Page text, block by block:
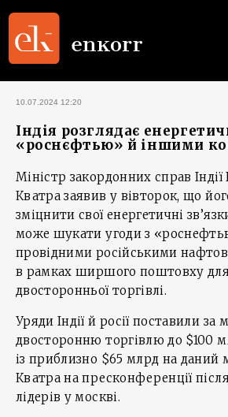
10.07.2024 12:20
Індія розглядає
«роснєфтью» й іншими
Міністр закордонних справ
Кватра заявив у вівторок, що
зміцнити свої енергетичні
може шукати угоди з
провідними російськими
в рамках ширшого поштовху для
двосторонньої торгівлі.
Уряди Індії й росії поставили за
двосторонню торгівлю до $100
із приблизно $65 млрд на даний
Кватра на пресконференції
лідерів у москві.